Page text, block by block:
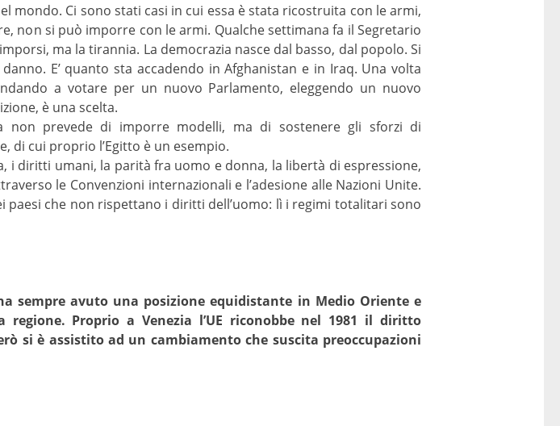
mondo. Ci sono stati casi in cui essa è stata ricostruita con le armi,
non si può imporre con le armi. Qualche settimana fa il Segretario
ma la tirannia. La democrazia nasce dal basso, dal popolo. Si
E’ quanto sta accadendo in Afghanistan e in Iraq. Una volta
a votare per un nuovo Parlamento, eleggendo un nuovo
è una scelta.
non prevede di imporre modelli, ma di sostenere gli sforzi di
di cui proprio l’Egitto è un esempio.
i diritti umani, la parità fra uomo e donna, la libertà di espressione,
le Convenzioni internazionali e l’adesione alle Nazioni Unite.
paesi che non rispettano i diritti dell’uomo: lì i regimi totalitari sono
sempre avuto una posizione equidistante in Medio Oriente e
Proprio a Venezia l’UE riconobbe nel 1981 il diritto
si è assistito ad un cambiamento che suscita preoccupazioni